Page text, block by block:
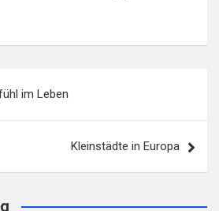
im Leben
Kleinstädte in Europa